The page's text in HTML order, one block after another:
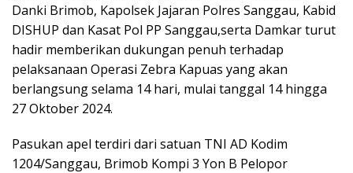
Danki Brimob, Kapolsek Jajaran Polres Sanggau, Kabid
DISHUP dan Kasat Pol PP Sanggau,serta Damkar turut
hadir memberikan dukungan penuh terhadap
pelaksanaan Operasi Zebra Kapuas yang akan
berlangsung selama 14 hari, mulai tanggal 14 hingga
27 Oktober 2024.
Pasukan apel terdiri dari satuan TNI AD Kodim
1204/Sanggau, Brimob Kompi 3 Yon B Pelopor